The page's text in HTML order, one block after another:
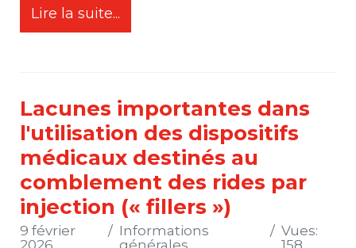
Lire la suite...
Lacunes importantes dans
l'utilisation des dispositifs
médicaux destinés au
comblement des rides par
injection (« fillers »)
Informations
générales
9 février
2026
Vues:
158